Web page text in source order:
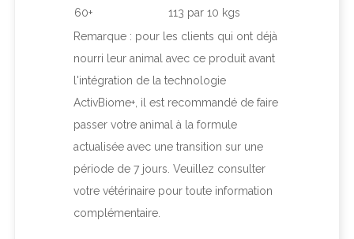
60+
113 par 10 kgs
Remarque : pour les clients qui ont déjà
nourri leur animal avec ce produit avant
l'intégration de la technologie
ActivBiome+, il est recommandé de faire
passer votre animal à la formule
actualisée avec une transition sur une
période de 7 jours. Veuillez consulter
votre vétérinaire pour toute information
complémentaire.